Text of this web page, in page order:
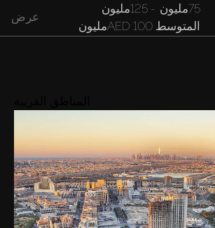
75مليون -
المتوسط
عرض